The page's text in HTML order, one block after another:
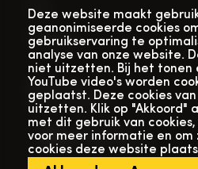
Deze website maakt
geanonimiseerde cookies
gebruikservaring te
analyse van onze website.
niet uitzetten. Bij het tonen
YouTube video's worden
geplaatst. Deze cookies
uitzetten. Klik op "Akkoord"
met dit gebruik van cookies,
voor meer informatie en
cookies deze website
Pers
Vacatures
Bekijk onze
verhalenwebsite